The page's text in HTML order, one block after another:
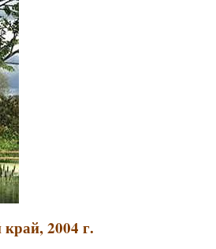
край, 2004 г.